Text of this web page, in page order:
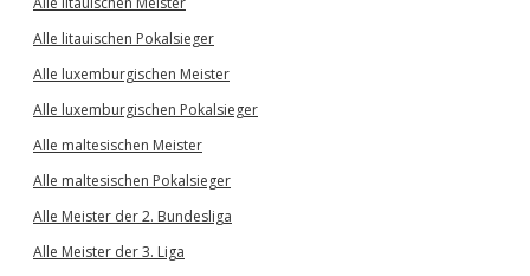
Alle litauischen Pokalsieger
Alle luxemburgischen Meister
Alle luxemburgischen Pokalsieger
Alle maltesischen Meister
Alle maltesischen Pokalsieger
Alle Meister der 2. Bundesliga
Alle Meister der 3. Liga